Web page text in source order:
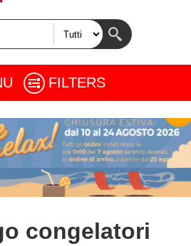
FILTERS
congelatori